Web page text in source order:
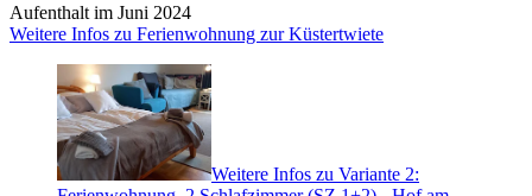
Aufenthalt im Juni 2024
Weitere Infos zu Ferienwohnung zur Küstertwiete
Weitere Infos zu Variante 2: